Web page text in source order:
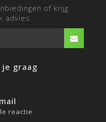
of krijg
advies
graag
reactie